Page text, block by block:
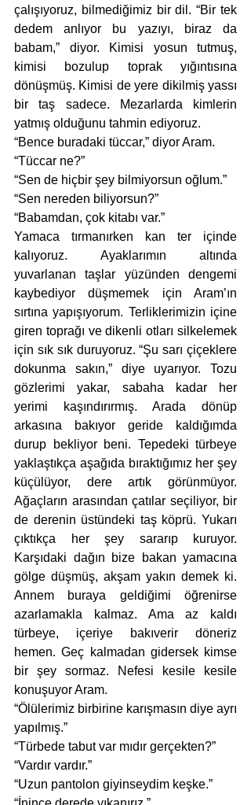
çalışıyoruz, bilmediğimiz bir dil. “Bir tek
dedem anlıyor bu yazıyı, biraz da
babam,” diyor. Kimisi yosun tutmuş,
kimisi bozulup toprak yığıntısına
dönüşmüş. Kimisi de yere dikilmiş yassı
bir taş sadece. Mezarlarda kimlerin
yatmış olduğunu tahmin ediyoruz.
“Bence buradaki tüccar,” diyor Aram.
“Tüccar ne?”
“Sen de hiçbir şey bilmiyorsun oğlum.”
“Sen nereden biliyorsun?”
“Babamdan, çok kitabı var.”
Yamaca tırmanırken kan ter içinde
kalıyoruz. Ayaklarımın altında
yuvarlanan taşlar yüzünden dengemi
kaybediyor düşmemek için Aram’ın
sırtına yapışıyorum. Terliklerimizin içine
giren toprağı ve dikenli otları silkelemek
için sık sık duruyoruz. “Şu sarı çiçeklere
dokunma sakın,” diye uyarıyor. Tozu
gözlerimi yakar, sabaha kadar her
yerimi kaşındırırmış. Arada dönüp
arkasına bakıyor geride kaldığımda
durup bekliyor beni. Tepedeki türbeye
yaklaştıkça aşağıda bıraktığımız her şey
küçülüyor, dere artık görünmüyor.
Ağaçların arasından çatılar seçiliyor, bir
de derenin üstündeki taş köprü. Yukarı
çıktıkça her şey sararıp kuruyor.
Karşıdaki dağın bize bakan yamacına
gölge düşmüş, akşam yakın demek ki.
Annem buraya geldiğimi öğrenirse
azarlamakla kalmaz. Ama az kaldı
türbeye, içeriye bakıverir döneriz
hemen. Geç kalmadan gidersek kimse
bir şey sormaz. Nefesi kesile kesile
konuşuyor Aram.
“Ölülerimiz birbirine karışmasın diye ayrı
yapılmış.”
“Türbede tabut var mıdır gerçekten?”
“Vardır vardır.”
“Uzun pantolon giyinseydim keşke.”